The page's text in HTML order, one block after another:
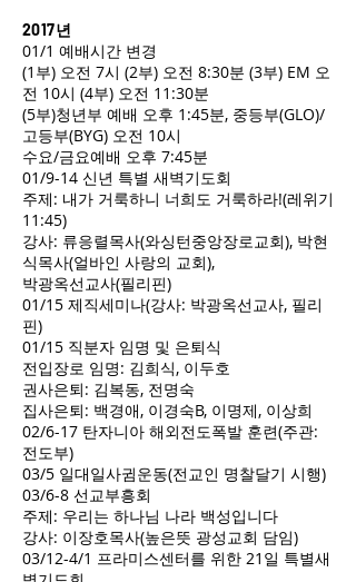
2017년
01/1 예배시간 변경
(1부) 오전 7시 (2부) 오전 8:30분 (3부) EM 오
전 10시 (4부) 오전 11:30분
(5부)청년부 예배 오후 1:45분, 중등부(GLO)/
고등부(BYG) 오전 10시
수요/금요예배 오후 7:45분
01/9-14 신년 특별 새벽기도회
주제: 내가 거룩하니 너희도 거룩하라!(레위기
11:45)
강사: 류응렬목사(와싱턴중앙장로교회), 박현
식목사(얼바인 사랑의 교회),
박광옥선교사(필리핀)
01/15 제직세미나(강사: 박광옥선교사, 필리
핀)
01/15 직분자 임명 및 은퇴식
전입장로 임명: 김희식, 이두호
권사은퇴: 김복동, 전명숙
집사은퇴: 백경애, 이경숙B, 이명제, 이상희
02/6-17 탄자니아 해외전도폭발 훈련(주관:
전도부)
03/5 일대일사귐운동(전교인 명찰달기 시행)
03/6-8 선교부흥회
주제: 우리는 하나님 나라 백성입니다
강사: 이장호목사(높은뜻 광성교회 담임)
03/12-4/1 프라미스센터를 위한 21일 특별새